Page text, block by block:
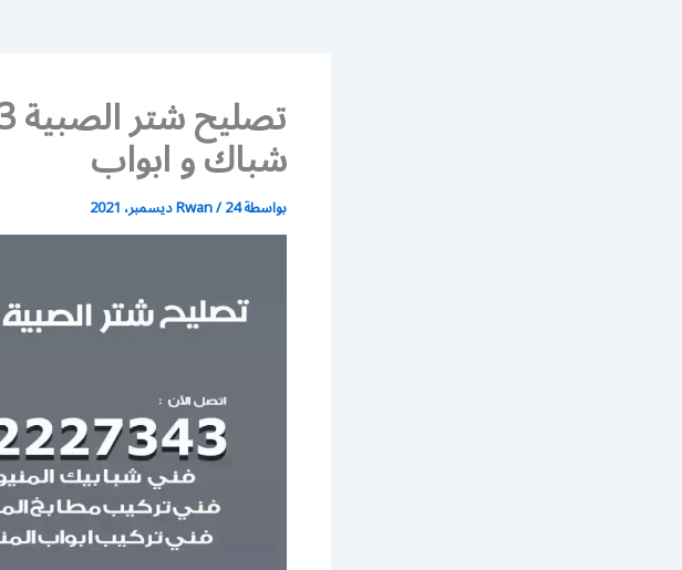
شباك و ابواب
بواسطة Rwan/24 ديسمبر، 2021